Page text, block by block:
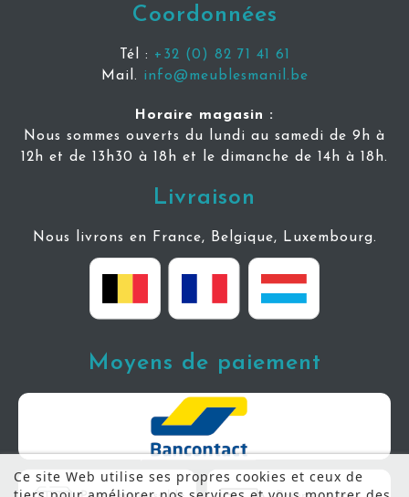
Ce site Web utilise ses propres cookies et ceux de
Coordonnées
Tél : +32 (0) 82 71 41 61
Mail. info@meublesmanil.be
Horaire magasin :
Nous sommes ouverts du lundi au samedi de 9h à
12h et de 13h30 à 18h et le dimanche de 14h à 18h.
Livraison
Nous livrons en France, Belgique, Luxembourg.
Moyens de paiement